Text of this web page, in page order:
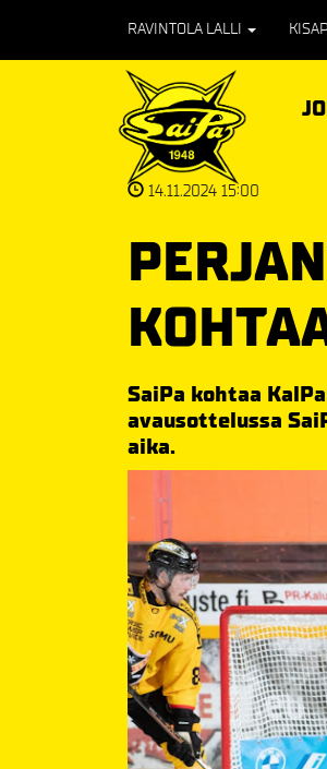
RAVINTOLA LALLI
14.11.2024 15:00
SaiPa kohtaa
avausottelussa
aika.